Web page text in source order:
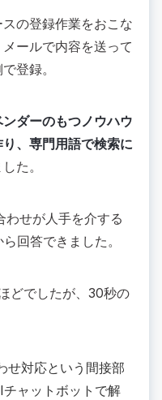
の登録作業をおこな
ールで内容を送って
登録。
ダーのもつノウハウ
、専門用語で検索に
た。
せが人手を介する
回答できました。
どでしたが、30秒の
せ対応という間接部
ャットボットで解